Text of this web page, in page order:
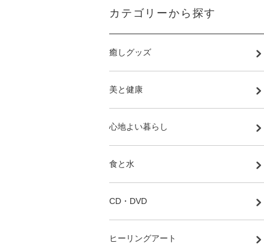
カテゴリーから探す
癒しグッズ
美と健康
心地よい暮らし
食と水
CD・DVD
ヒーリングアート